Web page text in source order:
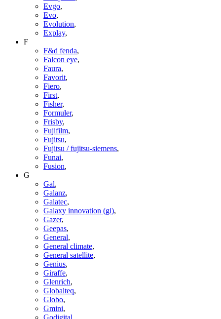
Evgo,
Evo,
Evolution,
Explay,
F
F&d fenda,
Falcon eye,
Faura,
Favorit,
Fiero,
First,
Fisher,
Formuler,
Frisby,
Fujifilm,
Fujitsu,
Fujitsu / fujitsu-siemens,
Funai,
Fusion,
G
Gal,
Galanz,
Galatec,
Galaxy innovation (gi),
Gazer,
Geepas,
General,
General climate,
General satellite,
Genius,
Giraffe,
Glenrich,
Globalteq,
Globo,
Gmini,
Godigital,